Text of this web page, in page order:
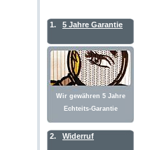
1. 5 Jahre Garantie
Wir gewähren 5 Jahre
Echteits-Garantie
2. Widerruf